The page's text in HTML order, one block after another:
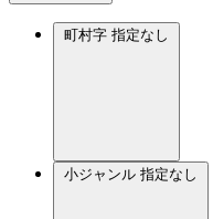
町村字 指定なし
小ジャンル 指定なし